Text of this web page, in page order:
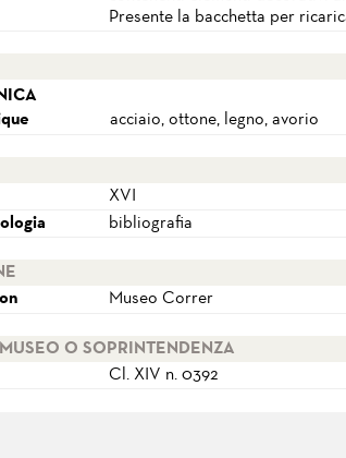
Presente la bacchetta per
acciaio, ottone, legno, avorio
XVI
bibliografia
Museo Correr
O SOPRINTENDENZA
Cl. XIV n. 0392